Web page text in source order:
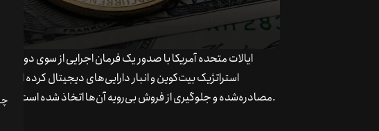
ایالات متحده آمریکا با صدور یک فرمان اجرایی از سوی
استراتژیک بیت‌کوین و انبار دارایی‌های دیجیتال کرده
مصادره‌شده و جلوگیری از فروش بی‌رویه آن‌ها اتخاذ شده است. درباشید.